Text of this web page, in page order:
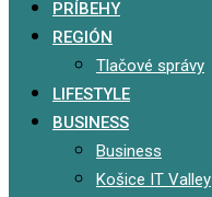
PRÍBEHY
REGIÓN
Tlačové správy
LIFESTYLE
BUSINESS
Business
Košice IT Valley